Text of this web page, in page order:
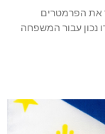
הפרמטרים
עבור המשפחה